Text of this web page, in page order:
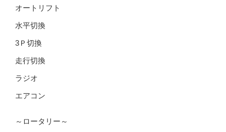
オートリフト
水平切換
3Ｐ切換
走行切換
ラジオ
エアコン
～ロータリー～